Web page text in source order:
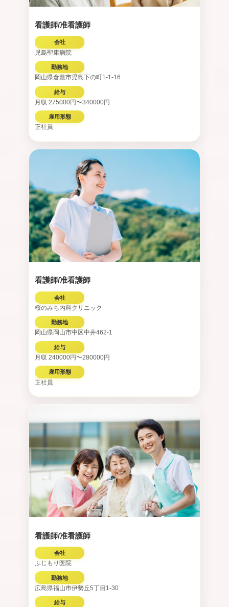
看護師/准看護師
会社
児島聖康病院
勤務地
岡山県倉敷市児島下の町1-1-16
給与
月収 275000円〜340000円
雇用形態
正社員
看護師/准看護師
会社
桜のみち内科クリニック
勤務地
岡山県岡山市中区中井462-1
給与
月収 240000円〜280000円
雇用形態
正社員
看護師/准看護師
会社
ふじもり医院
勤務地
広島県福山市伊勢丘5丁目1-30
給与